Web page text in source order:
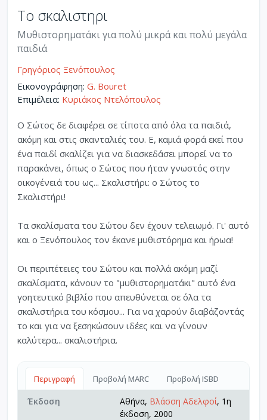
Το σκαλιστηρι
Μυθιστορηματάκι για πολύ μικρά και πολύ μεγάλα
παιδιά
Γρηγόριος Ξενόπουλος
Εικονογράφηση: G. Bouret
Επιμέλεια: Κυριάκος Ντελόπουλος
Ο Σώτος δε διαφέρει σε τίποτα από όλα τα παιδιά,
ακόμη και στις σκανταλιές του. Ε, καμιά φορά εκεί που
ένα παιδί σκαλίζει για να διασκεδάσει μπορεί να το
παρακάνει, όπως ο Σώτος που ήταν γνωστός στην
οικογένειά του ως... Σκαλιστήρι: ο Σώτος το
Σκαλιστήρι!
Τα σκαλίσματα του Σώτου δεν έχουν τελειωμό. Γι' αυτό
και ο Ξενόπουλος τον έκανε μυθιστόρημα και ήρωα!
Οι περιπέτειες του Σώτου και πολλά ακόμη μαζί
σκαλίσματα, κάνουν το "μυθιστορηματάκι" αυτό ένα
γοητευτικό βιβλίο που απευθύνεται σε όλα τα
σκαλιστήρια του κόσμου... Για να χαρούν διαβάζοντάς
το και για να ξεσηκώσουν ιδέες και να γίνουν
καλύτερα... σκαλιστήρια.
Περιγραφή Προβολή MARC Προβολή ISBD
Έκδοση Αθήνα, Βλάσση Αδελφοί, 1η
έκδοση, 2000